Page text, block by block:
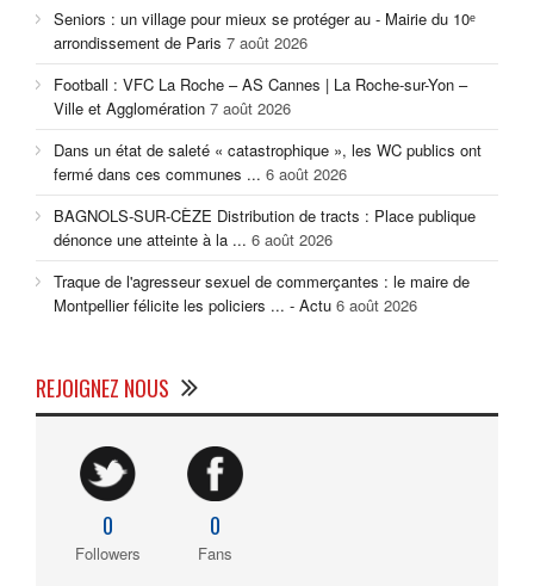
Seniors : un village pour mieux se protéger au - Mairie du 10ᵉ
arrondissement de Paris 7 août 2026
Football : VFC La Roche – AS Cannes | La Roche-sur-Yon –
Ville et Agglomération 7 août 2026
Dans un état de saleté « catastrophique », les WC publics ont
fermé dans ces communes ... 6 août 2026
BAGNOLS-SUR-CÈZE Distribution de tracts : Place publique
dénonce une atteinte à la ... 6 août 2026
Traque de l'agresseur sexuel de commerçantes : le maire de
Montpellier félicite les policiers ... - Actu 6 août 2026
REJOIGNEZ NOUS
0
Followers
0
Fans